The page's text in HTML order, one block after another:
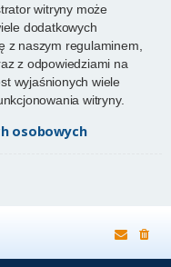
witryny może
dodatkowych
z naszym regulaminem,
z odpowiedziami na
wyjaśnionych wiele
witryny.
osobowych